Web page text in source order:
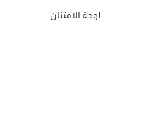
لوحة الامتنان